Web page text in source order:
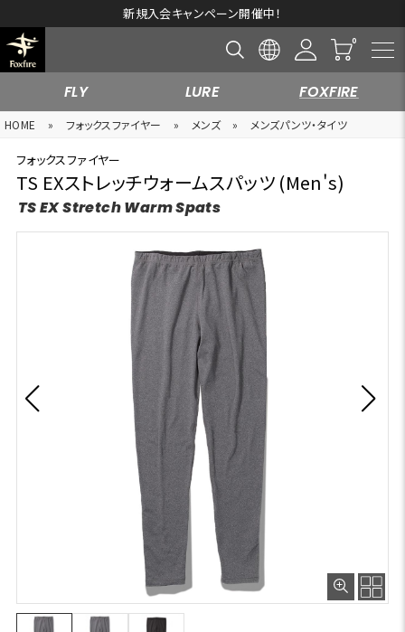
新規入会キャンペーン開催中！
FLY LURE FOXFIRE
HOME » フォックスファイヤー » メンズ » メンズパンツ・タイツ
フォックスファイヤー
TS EXストレッチウォームスパッツ (Men's)
TS EX Stretch Warm Spats